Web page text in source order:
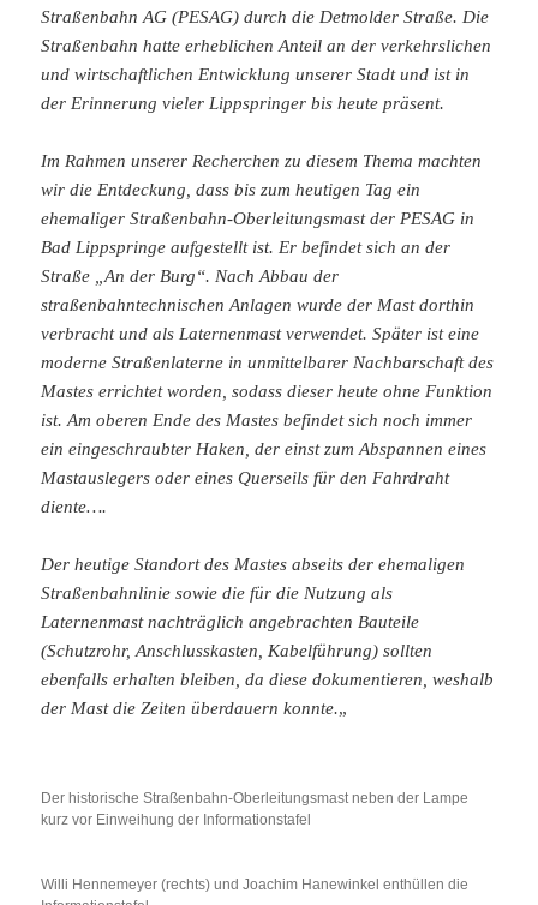
Straßenbahn AG (PESAG) durch die Detmolder Straße. Die
Straßenbahn hatte erheblichen Anteil an der verkehrslichen
und wirtschaftlichen Entwicklung unserer Stadt und ist in
der Erinnerung vieler Lippspringer bis heute präsent.
Im Rahmen unserer Recherchen zu diesem Thema machten
wir die Entdeckung, dass bis zum heutigen Tag ein
ehemaliger Straßenbahn-Oberleitungsmast der PESAG in
Bad Lippspringe aufgestellt ist. Er befindet sich an der
Straße „An der Burg“. Nach Abbau der
straßenbahntechnischen Anlagen wurde der Mast dorthin
verbracht und als Laternenmast verwendet. Später ist eine
moderne Straßenlaterne in unmittelbarer Nachbarschaft des
Mastes errichtet worden, sodass dieser heute ohne Funktion
ist. Am oberen Ende des Mastes befindet sich noch immer
ein eingeschraubter Haken, der einst zum Abspannen eines
Mastauslegers oder eines Querseils für den Fahrdraht
diente….
Der heutige Standort des Mastes abseits der ehemaligen
Straßenbahnlinie sowie die für die Nutzung als
Laternenmast nachträglich angebrachten Bauteile
(Schutzrohr, Anschlusskasten, Kabelführung) sollten
ebenfalls erhalten bleiben, da diese dokumentieren, weshalb
der Mast die Zeiten überdauern konnte.„
Der historische Straßenbahn-Oberleitungsmast neben der Lampe
kurz vor Einweihung der Informationstafel
Willi Hennemeyer (rechts) und Joachim Hanewinkel enthüllen die